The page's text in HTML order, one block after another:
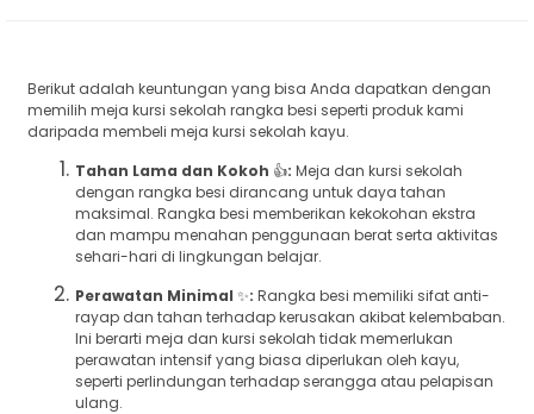
Berikut adalah keuntungan yang bisa Anda dapatkan dengan
memilih meja kursi sekolah rangka besi seperti produk kami
daripada membeli meja kursi sekolah kayu.
Tahan Lama dan Kokoh 👍: Meja dan kursi sekolah
dengan rangka besi dirancang untuk daya tahan
maksimal. Rangka besi memberikan kekokohan ekstra
dan mampu menahan penggunaan berat serta aktivitas
sehari-hari di lingkungan belajar.
Perawatan Minimal ✨: Rangka besi memiliki sifat anti-
rayap dan tahan terhadap kerusakan akibat kelembaban.
Ini berarti meja dan kursi sekolah tidak memerlukan
perawatan intensif yang biasa diperlukan oleh kayu,
seperti perlindungan terhadap serangga atau pelapisan
ulang.